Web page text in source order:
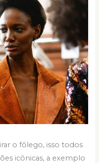
o fôlego, isso todos
icônicas, a exemplo